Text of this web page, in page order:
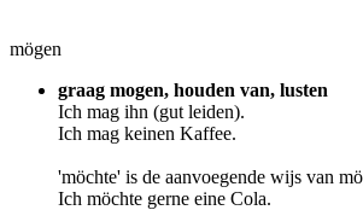
mögen
graag mogen, houden van, lusten
Ich mag ihn (gut leiden).
Ich mag keinen Kaffee.
'möchte' is de aanvoegende wijs van
Ich möchte gerne eine Cola.